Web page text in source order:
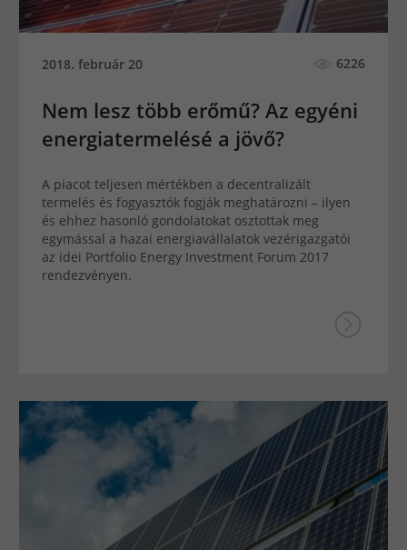
2018. február 20 6226
Nem lesz több erőmű? Az egyéni
energiatermelésé a jövő?
A piacot teljesen mértékben a decentralizált
termelés és fogyasztók fogják meghatározni – ilyen
és ehhez hasonló gondolatokat osztottak meg
egymással a hazai energiavállalatok vezérigazgatói
az idei Portfolio Energy Investment Forum 2017
rendezvényen.